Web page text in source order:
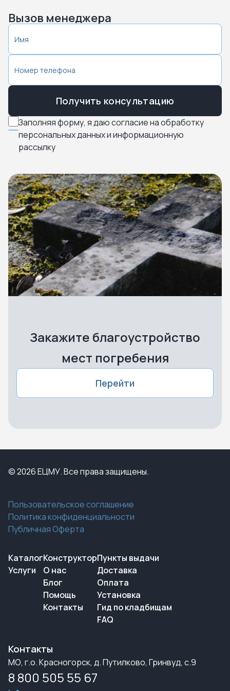
Вызов менеджера
Заполняя форму, я даю согласие на обработку
персональных данных и информационную
рассылку
Получить консультацию
Закажите благоустройство
мест погребения
Перейти
© 2026 ЕЦМУ. Все права защищены.
Пользовательское соглашение
Политика конфиденциальности
Публичная Оферта
Каталог
Услуги
Конструктор
О нас
Блог
Помощь
Контакты
Пункты выдачи
Доставка
Оплата
Установка
Гид по кладбищам
FAQ
Контакты
МО, г.о. Красногорск, д. Путилково, Гринвуд, с.9
8 800 505 55 67